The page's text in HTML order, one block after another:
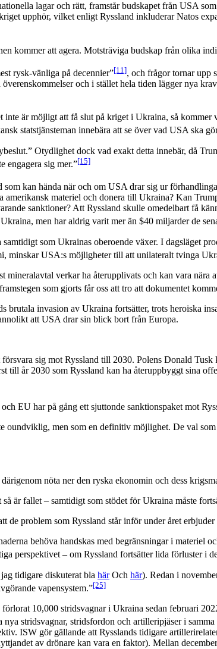
lagar och rätt, framstår budskapet från USA
upphör, vilket enligt Ryssland inkluderar Natos
kommer att agera. Motsträviga budskap från olika
rysk-vänliga på decennier”[11], och frågor tornar upp
och i stället hela tiden lägger nya
är möjligt att få slut på kriget i Ukraina, så
statstjänsteman innebära att se över vad USA ska
Otydlighet dock vad exakt detta innebär, då
engagera sig mer.”[15]
kan hända när och om USA drar sig ur
materiel och donera till Ukraina? Kan
sanktioner? Att Ryssland skulle omedelbart få
men har aldrig varit mer än $40 miljarder de
som Ukrainas oberoende växer. I dagsläget
minskar USA:s möjligheter till att unilateralt tvinga
verkar ha återupplivats och kan vara nära
som gjorts får oss att tro att dokumentet
brutala invasion av Ukraina fortsätter, trots heroiska
att USA drar sin blick bort från Europa.
sig mot Ryssland till 2030. Polens Donald
till år 2030 som Ryssland kan ha återuppbyggt sina
och EU har på gång ett sjuttonde sanktionspaket mot
men som en definitiv möjlighet. De val
nöta ner den ryska ekonomin och dess
är fallet – samtidigt som stödet för Ukraina måste
problem som Ryssland står inför under året
behöva handskas med begränsningar i materiel
perspektivet – om Ryssland fortsätter lida förluster i
tidigare diskuterat bla härOch här). Redan i
vapensystem.”[25]
10,000 stridsvagnar i Ukraina sedan februari
stridsvagnar, stridsfordon och artilleripjäser i
ISW gör gällande att Rysslands tidigare
av drönare kan vara en faktor). Mellan